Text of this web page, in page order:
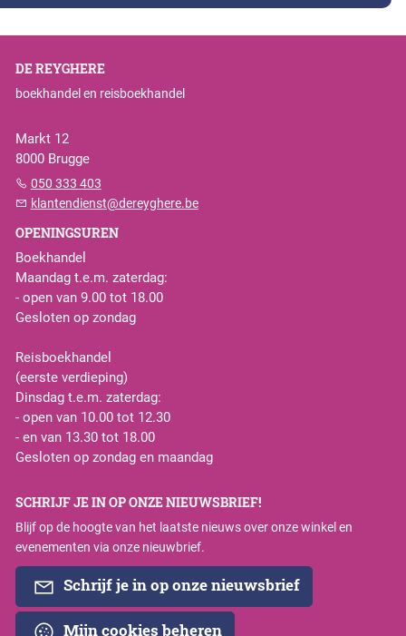
DE REYGHERE
boekhandel en reisboekhandel
Markt 12
8000 Brugge
050 333 403
klantendienst@dereyghere.be
OPENINGSUREN
Boekhandel
Maandag t.e.m. zaterdag:
- open van 9.00 tot 18.00
Gesloten op zondag
Reisboekhandel
(eerste verdieping)
Dinsdag t.e.m. zaterdag:
- open van 10.00 tot 12.30
- en van 13.30 tot 18.00
Gesloten op zondag en maandag
SCHRIJF JE IN OP ONZE NIEUWSBRIEF!
Blijf op de hoogte van het laatste nieuws over onze winkel en
evenementen via onze nieuwbrief.
Schrijf je in op onze nieuwsbrief
Mijn cookies beheren